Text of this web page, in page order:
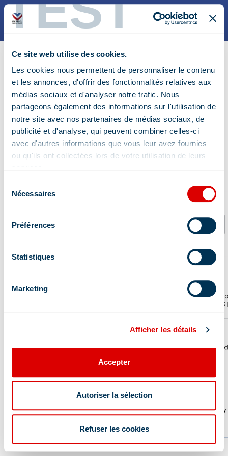
Ce site web utilise des cookies.
Les cookies nous permettent de personnaliser le contenu
et les annonces, d'offrir des fonctionnalités relatives aux
médias sociaux et d'analyser notre trafic. Nous
partageons également des informations sur l'utilisation de
notre site avec nos partenaires de médias sociaux, de
publicité et d'analyse, qui peuvent combiner celles-ci
avec d'autres informations que vous leur avez fournies
ou qu'ils ont collectées lors de votre utilisation de leurs
Nécessaires
Préférences
Statistiques
Marketing
Afficher les détails
Accepter
Autoriser la sélection
Refuser les cookies
Planning des activités à téléchargerICI
NOS PASS
6 Jours
AKTIVITÄTEN
Carte des activités
Points de retrait